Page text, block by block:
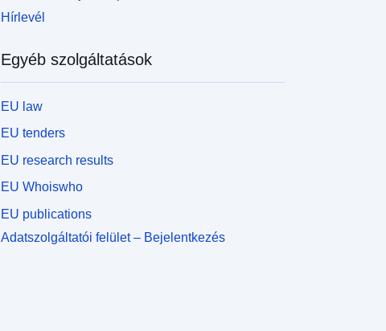
Hírlevél
Egyéb szolgáltatások
EU law
EU tenders
EU research results
EU Whoiswho
EU publications
Adatszolgáltatói felület – Bejelentkezés